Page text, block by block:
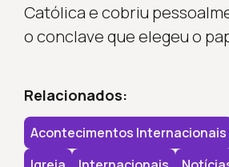
Católica e cobriu
o conclave que elegeu o
Relacionados:
Acontecimentos Internacionais